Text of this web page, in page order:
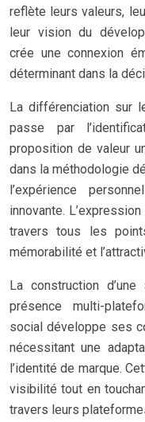
reflète leurs valeurs,
leur vision du
crée une connexion
déterminant dans la
La différenciation sur
passe par
proposition de valeur
dans la méthodologie
l’expérience
innovante.
travers tous les
mémorabilité et
La construction
présence multi-
social développe ses
nécessitant une
l’identité de marque.
visibilité tout en
travers leurs